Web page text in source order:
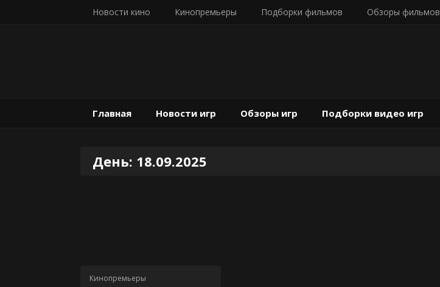
Новости кино Кинопремьеры Подборки фильмов Обзоры фильмов
Главная Новости игр Обзоры игр Подборки видео игр
День: 18.09.2025
Кинопремьеры